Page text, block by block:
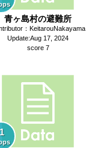
青ヶ島村の避難所
：KeitarouNakayama
Update:Aug 17, 2024
score 7
1